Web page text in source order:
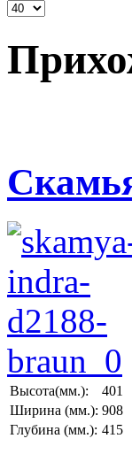
Высота(мм.):
401
Ширина (мм.): 908
Глубина (мм.): 415